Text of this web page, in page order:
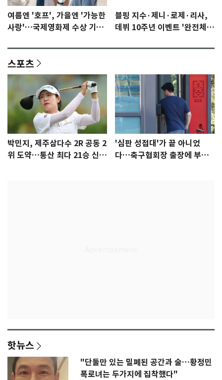
여름엔 '호프', 가을엔 '가능한
사랑'…국제영화제 수상 기대
블핑 지수·제니·로제·리사,
데뷔 10주년 이벤트 '완전체'
스포츠
박민지, 제주삼다수 2R 공동 2
위 도약…통산 최다 21승 신기
'심판 성접대'가 끝 아니었
다…축구협회장 출장에 부인
핫뉴스
"단둘만 있는 밀폐된 공간과 술…황정민
폭로녀는 두가지에 집착했다"